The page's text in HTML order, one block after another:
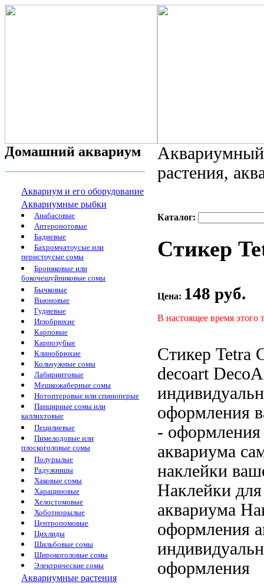
Домашний аквариум
Аквариум и его оборудование
Аквариумные рыбки
Анабасовые
Аптеронотовые
Бадиевые
Бахромчатоусые или
перистоусые сомы
Броняковые или
бокочешуйниковые сомы
Бычковые
Вьюновые
Гудиевые
Иглобрюхие
Карповые
Карпозубые
Клинобрюхие
Кольчужные сомы
Лабиринтовые
Мешкожаберные сомы
Нотоптеровые или спиноперые
Панцирные сомы или
каллихтовые
Пецилиевые
Пимелодовые или
плоскоголовые сомы
Полурылые
Радужницы
Хаковые сомы
Харациновые
Хелостомовые
Хоботнорылые
Центропомовые
Цихлиды
Шильбовые сомы
Широкоголовые сомы
Электрические сомы
Аквариумные растения
растения,
Каталог:
Стикер
Цена: 148 руб.
В настоящее время этого
Стикер Tetra
decoart
оформления
- оформления
аквариума
наклейки
Наклейки
аквариума
оформления
оформления